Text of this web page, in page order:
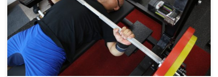
ベンチプレス100kgを目指すためのマインドセット こんにちは！
パーソナルトレーニングジム「Brai […]